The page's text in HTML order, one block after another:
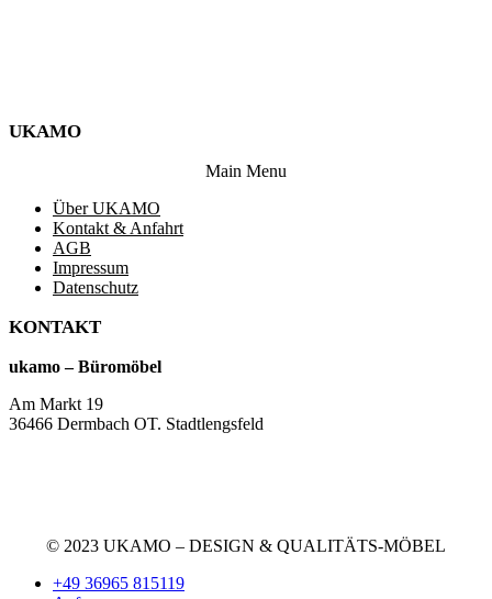
UKAMO
Main Menu
Über UKAMO
Kontakt & Anfahrt
AGB
Impressum
Datenschutz
KONTAKT
ukamo – Büromöbel
Am Markt 19
36466 Dermbach OT. Stadtlengsfeld
© 2023 UKAMO – DESIGN & QUALITÄTS-MÖBEL
+49 36965 815119